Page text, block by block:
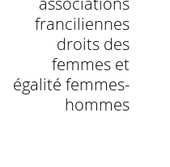
franciliennes
droits des
femmes et
égalité femmes-
hommes